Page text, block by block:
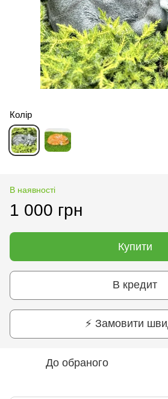
Колір
В наявності
1 000 грн
Купити
В кредит
⚡ Замовити
До обраного